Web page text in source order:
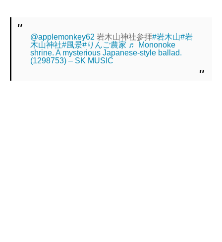
@applemonkey62 岩木山神社参拝#岩木山#岩
木山神社#風景#りんご農家 ♬ Mononoke
shrine. A mysterious Japanese-style ballad.
(1298753) – SK MUSIC